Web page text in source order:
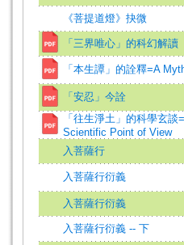
《菩提道燈》抉微
「三界唯心」的科幻解讀
「本生譚」的詮釋=A
「安忍」今詮
「往生淨土」的科學玄
Scientific Point of View
入菩薩行
入菩薩行衍義
入菩薩行衍義
入菩薩行衍義 -- 下